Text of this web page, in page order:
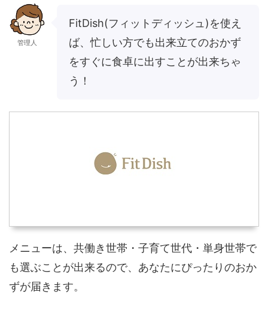
管理人
FitDish(フィットディッシュ)を使え
ば、忙しい方でも出来立てのおかず
をすぐに食卓に出すことが出来ちゃ
う！
メニューは、共働き世帯・子育て世代・単身世帯で
も選ぶことが出来るので、あなたにぴったりのおか
ずが届きます。